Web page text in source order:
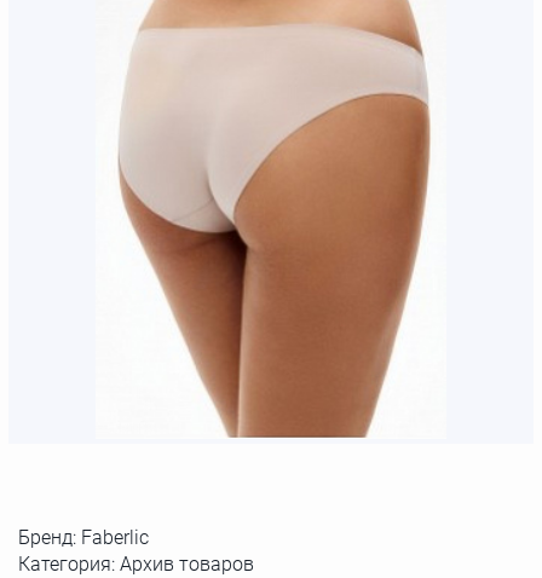
Бренд: Faberlic
Категория: Архив товаров